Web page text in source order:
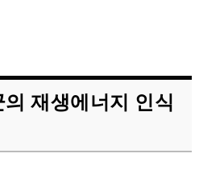
재생에너지 인식